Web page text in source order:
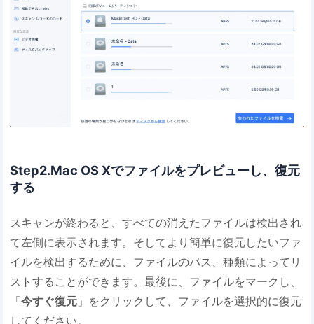
Step2.Mac OS Xでファイルをプレビューし、復元
する
スキャンが終わると、すべての消えたファイルは検出され
て左側に表示されます。そしてより簡単に復元したいファ
イルを検出するために、ファイルのパス、種類によってリ
ストすることができます。最後に、ファイルをマークし、
「今すぐ復元 」をクリックして、ファイルを選択的に復元
してください。